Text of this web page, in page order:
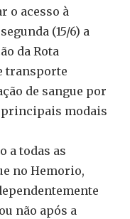
o acesso à
(15/6) a
da Rota
transporte
de sangue por
principais modais
a todas as
no Hemorio,
não após a